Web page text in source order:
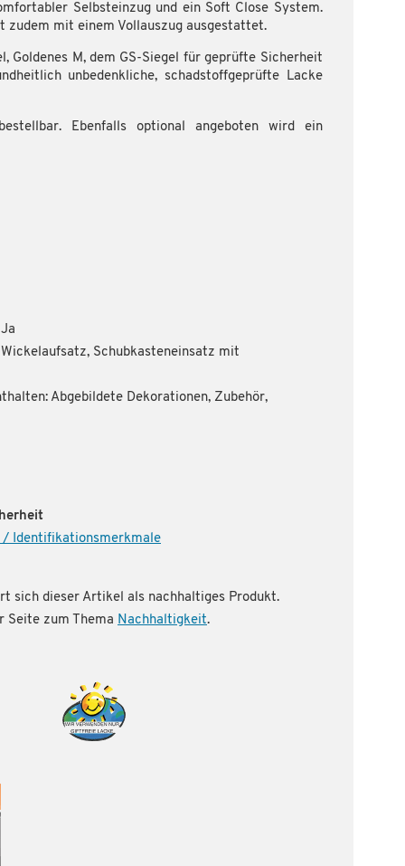
Selbsteinzug und ein Soft Close System.
zudem mit einem Vollauszug ausgestattet.
Goldenes M, dem GS-Siegel für geprüfte Sicherheit
unbedenkliche, schadstoffgeprüfte Lacke
Ebenfalls optional angeboten wird ein
Schubkasteneinsatz mit
Abgebildete Dekorationen, Zubehör,
Identifikationsmerkmale
sich dieser Artikel als nachhaltiges Produkt.
Seite zum Thema Nachhaltigkeit.